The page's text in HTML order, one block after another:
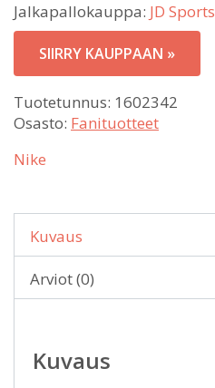
Jalkapallokauppa: JD Sports
SIIRRY KAUPPAAN »
Tuotetunnus: 1602342
Osasto: Fanituotteet
Nike
Kuvaus
Arviot (0)
Kuvaus